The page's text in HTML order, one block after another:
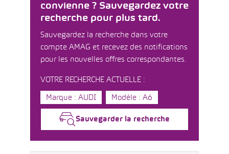
convienne ? Sauvegardez votre
recherche pour plus tard.
Sauvegardez la recherche dans votre
compte AMAG et recevez des notifications
pour les nouvelles offres correspondantes.
VOTRE RECHERCHE ACTUELLE :
Marque : AUDI Modèle : A6
Sauvegarder la recherche